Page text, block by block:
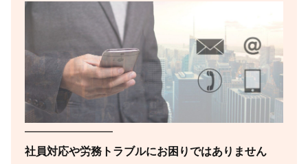
━━━━━━━━
社員対応や労務トラブルにお困りではありません